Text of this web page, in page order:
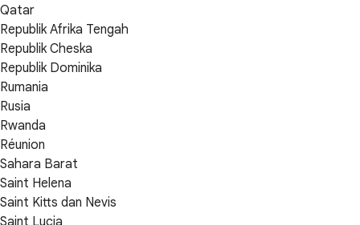
Qatar
Republik Afrika Tengah
Republik Cheska
Republik Dominika
Rumania
Rusia
Rwanda
Réunion
Sahara Barat
Saint Helena
Saint Kitts dan Nevis
Saint Lucia